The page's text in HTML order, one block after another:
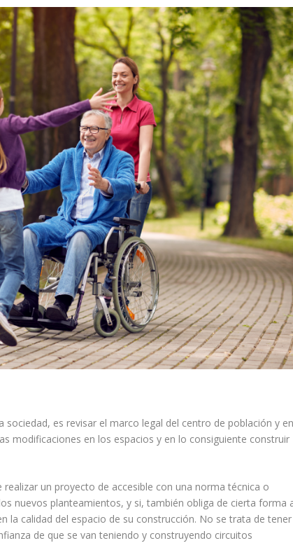
es revisar el marco legal del centro de población y
modificaciones en los espacios y en lo consiguiente construir
un proyecto de accesible con una norma técnica o
nuevos planteamientos, y si, también obliga de cierta forma
la calidad del espacio de su construcción. No se trata de tener
de que se van teniendo y construyendo circuitos